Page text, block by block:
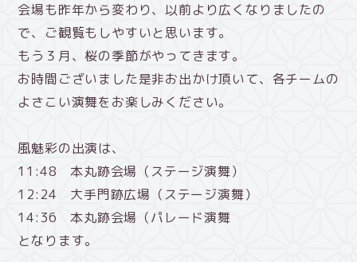
会場も昨年から変わり、以前より広くなりましたの
で、ご観覧もしやすいと思います。
もう３月、桜の季節がやってきます。
お時間ございました是非お出かけ頂いて、各チームの
よさこい演舞をお楽しみください。
風魅彩の出演は、
11:48 本丸跡会場（ステージ演舞）
12:24 大手門跡広場（ステージ演舞）
14:36 本丸跡会場（パレード演舞
となります。